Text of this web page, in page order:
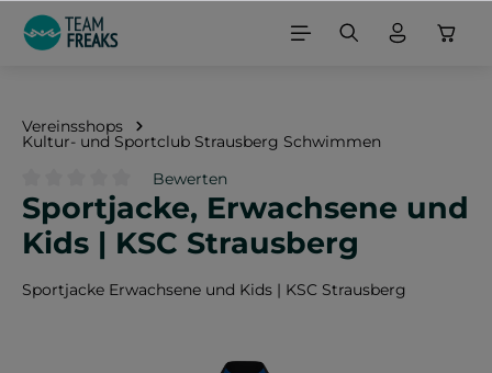
springen
Vereinsshops
Kultur- und Sportclub Strausberg Schwimmen
Durchschnittliche Bewertung von 0 von 5 Sternen
Bewerten
Sportjacke, Erwachsene und
Kids | KSC Strausberg
Sportjacke Erwachsene und Kids | KSC Strausberg